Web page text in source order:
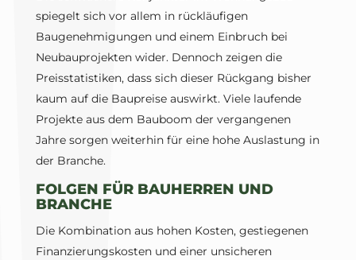
spiegelt sich vor allem in rückläufigen
Baugenehmigungen und einem Einbruch bei
Neubauprojekten wider. Dennoch zeigen die
Preisstatistiken, dass sich dieser Rückgang bisher
kaum auf die Baupreise auswirkt. Viele laufende
Projekte aus dem Bauboom der vergangenen
Jahre sorgen weiterhin für eine hohe Auslastung in
der Branche.
FOLGEN FÜR BAUHERREN UND
BRANCHE
Die Kombination aus hohen Kosten, gestiegenen
Finanzierungskosten und einer unsicheren